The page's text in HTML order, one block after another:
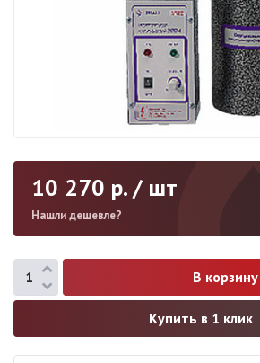
10 270 р. / шт
Нашли дешевле?
Купить в 1 клик